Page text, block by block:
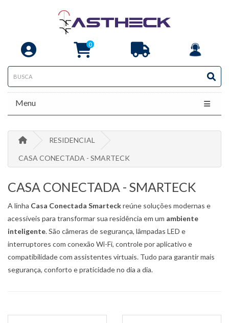
0
Menu
RESIDENCIAL
CASA CONECTADA - SMARTECK
CASA CONECTADA - SMARTECK
A linha Casa Conectada Smarteckreúne soluções modernas e
acessíveis para transformar sua residência em um ambiente
inteligente. São câmeras de segurança, lâmpadas LED e
interruptores com conexão Wi-Fi, controle por aplicativo e
compatibilidade com assistentes virtuais. Tudo para garantir mais
segurança, conforto e praticidade no dia a dia.